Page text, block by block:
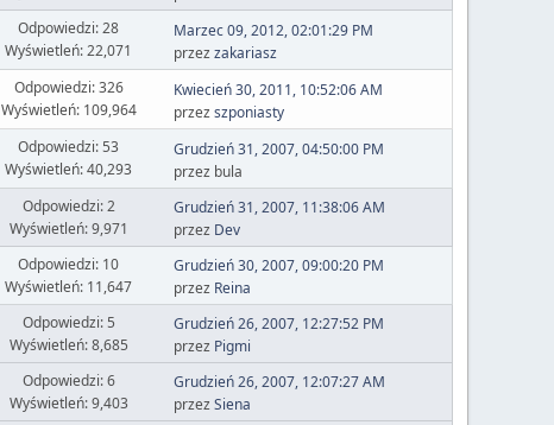
Odpowiedzi: 28
Wyświetleń: 22,071
Marzec 09, 2012, 02:01:29 PM
przezzakariasz
Odpowiedzi: 326
Wyświetleń: 109,964
Kwiecień 30, 2011, 10:52:06 AM
przezszponiasty
Odpowiedzi: 53
Wyświetleń: 40,293
Grudzień 31, 2007, 04:50:00 PM
przez bula
Odpowiedzi: 2
Wyświetleń: 9,971
Grudzień 31, 2007, 11:38:06 AM
przez Dev
Odpowiedzi: 10
Wyświetleń: 11,647
Grudzień 30, 2007, 09:00:20 PM
przez Reina
Odpowiedzi: 5
Wyświetleń: 8,685
Grudzień 26, 2007, 12:27:52 PM
przez Pigmi
Odpowiedzi: 6
Wyświetleń: 9,403
Grudzień 26, 2007, 12:07:27 AM
przezSiena